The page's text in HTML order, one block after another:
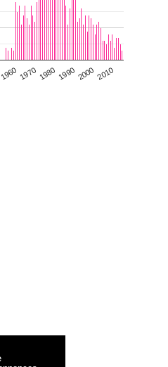
1960 1970 1980 1990 2000 2010